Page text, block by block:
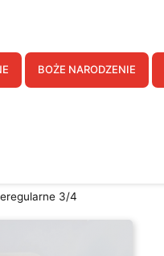
BOŻE NARODZENIE
3/4